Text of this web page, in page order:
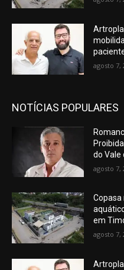
agosto 7,
NOTÍCIAS POPULARES
do Vale
agosto 7,
em
agosto 7,